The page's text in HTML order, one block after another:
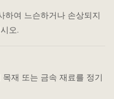
하여 느슨하거나 손상되지
오.
재 또는 금속 재료를 정기